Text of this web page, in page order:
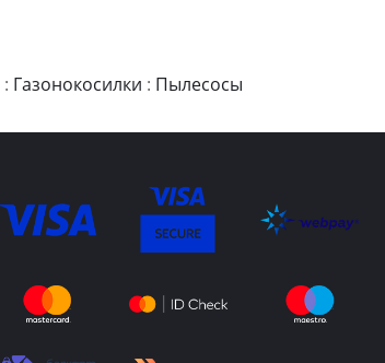
: Газонокосилки : Пылесосы